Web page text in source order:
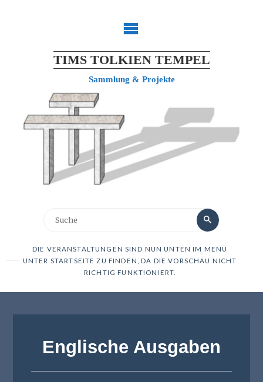
TIMS TOLKIEN TEMPEL
Sammlung & Projekte
DIE VERANSTALTUNGEN SIND NUN UNTEN IM MENÜ
UNTER STARTSEITE ZU FINDEN, DA DIE VORSCHAU NICHT
RICHTIG FUNKTIONIERT.
Englische Ausgaben